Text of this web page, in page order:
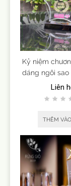
Kỷ niệm
dáng ngôi sao
Liên
THÊM